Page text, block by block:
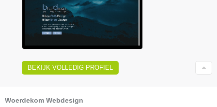
BEKIJK VOLLEDIG PROFIEL
Woerdekom Webdesign